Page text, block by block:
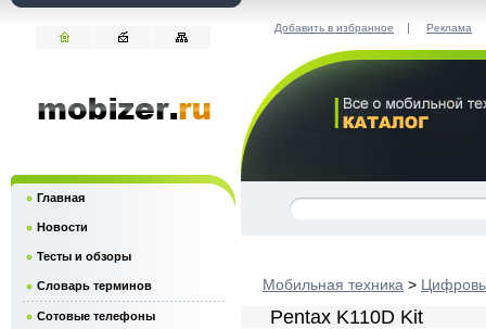
Добавить в избранное | Реклама
Мобильная техника >
Pentax K110D Kit
Главная
Новости
Тесты и обзоры
Словарь терминов
Сотовые телефоны